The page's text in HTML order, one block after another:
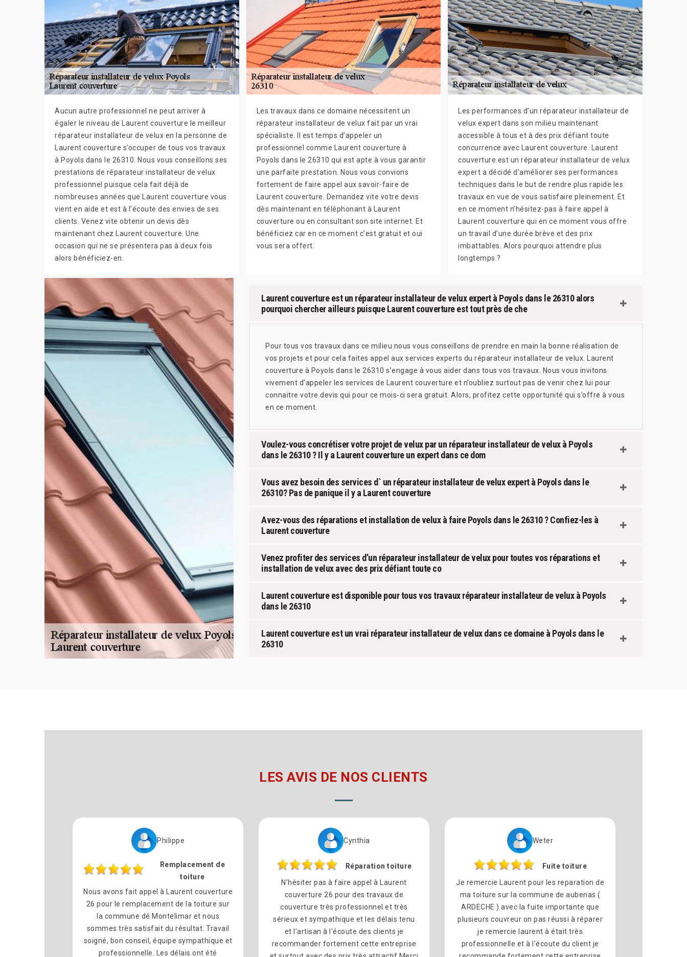
Aucun autre professionnel ne peut arriver à
égaler le niveau de Laurent couverture le meilleur
réparateur installateur de velux en la personne de
Laurent couverture s’occuper de tous vos travaux
à Poyols dans le 26310. Nous vous conseillons ses
prestations de réparateur installateur de velux
professionnel puisque cela fait déjà de
nombreuses années que Laurent couverture vous
vient en aide et est à l’écoute des envies de ses
clients. Venez vite obtenir un devis dès
maintenant chez Laurent couverture. Une
occasion qui ne se présentera pas à deux fois
alors bénéficiez-en.
Les travaux dans ce domaine nécessitent un
réparateur installateur de velux fait par un vrai
spécialiste. Il est temps d’appeler un
professionnel comme Laurent couverture à
Poyols dans le 26310 qui est apte à vous garantir
une parfaite prestation. Nous vous convions
fortement de faire appel aux savoir-faire de
Laurent couverture. Demandez vite votre devis
dès maintenant en téléphonant à Laurent
couverture ou en consultant son site internet. Et
bénéficiez car en ce moment c’est gratuit et oui
vous sera offert.
Les performances d’un réparateur installateur de
velux expert dans son milieu maintenant
accessible à tous et à des prix défiant toute
concurrence avec Laurent couverture. Laurent
couverture est un réparateur installateur de velux
expert a décidé d’améliorer ses performances
techniques dans le but de rendre plus rapide les
travaux en vue de vous satisfaire pleinement. Et
en ce moment n’hésitez-pas à faire appel à
Laurent couverture qui en ce moment vous offre
un travail d’une durée brève et des prix
imbattables. Alors pourquoi attendre plus
longtemps ?
Laurent couverture est un réparateur installateur de velux expert à Poyols dans le 26310 alors
pourquoi chercher ailleurs puisque Laurent couverture est tout près de che
Pour tous vos travaux dans ce milieu nous vous conseillons de prendre en main la bonne réalisation de
vos projets et pour cela faites appel aux services experts du réparateur installateur de velux. Laurent
couverture à Poyols dans le 26310 s’engage à vous aider dans tous vos travaux. Nous vous invitons
vivement d’appeler les services de Laurent couverture et n’oubliez surtout pas de venir chez lui pour
connaitre votre devis qui pour ce mois-ci sera gratuit. Alors, profitez cette opportunité qui s’offre à vous
en ce moment.
Voulez-vous concrétiser votre projet de velux par un réparateur installateur de velux à Poyols
dans le 26310 ? Il y a Laurent couverture un expert dans ce dom
Vous avez besoin des services d` un réparateur installateur de velux expert à Poyols dans le
26310? Pas de panique il y a Laurent couverture
Avez-vous des réparations et installation de velux à faire Poyols dans le 26310 ? Confiez-les à
Laurent couverture
Venez profiter des services d’un réparateur installateur de velux pour toutes vos réparations et
installation de velux avec des prix défiant toute co
Laurent couverture est disponible pour tous vos travaux réparateur installateur de velux à Poyols
dans le 26310
Laurent couverture est un vrai réparateur installateur de velux dans ce domaine à Poyols dans le
26310
LES AVIS DE NOS CLIENTS
Philippe
Remplacement de
toiture
Nous avons fait appel à Laurent couverture
26 pour le remplacement de la toiture sur
la commune dé Montelimar et nous
sommes très satisfait du résultat. Travail
soigné, bon conseil, équipe sympathique et
professionnelle. Les délais ont été
Cynthia
Réparation toiture
N’hésiter pas à faire appel à Laurent
couverture 26 pour des travaux de
couverture très professionnel et très
sérieux et sympathique et les délais tenu
et l’artisan à l’écoute des clients je
recommander fortement cette entreprise
Weter
Fuite toiture
Je remercie Laurent pour les reparation de
ma toiture sur la commune de aubenas (
ARDECHE ) avec la fuite importante que
plusieurs couvreur on pas réussi à réparer
je remercie laurent à était très
professionnelle et à l'écoute du client je